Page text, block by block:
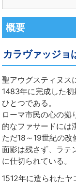
概要
カラヴァッジョ
聖アウグスティヌス
1483年に完成した
ひとつである。
ローマ市民の心の拠
的なファサードには
ただ18～19世紀の
面影は残さず、ラテ
に仕切られている。
1512年に造られたヤ